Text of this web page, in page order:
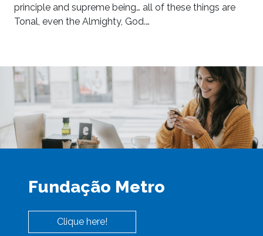
principle and supreme being… all of these things are
Tonal, even the Almighty, God.…
Fundação Metro
Clique here!